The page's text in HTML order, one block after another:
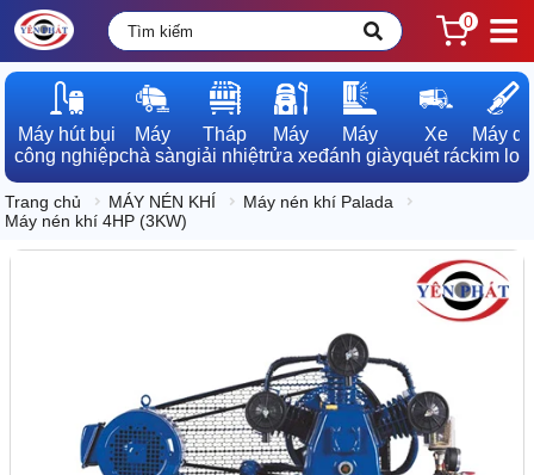
0
Máy hút bụi
công nghiệp
Máy
chà sàn
Tháp
giải nhiệt
Máy
rửa xe
Máy
đánh giày
Xe
quét rác
Máy dò
kim loại
Trang chủ MÁY NÉN KHÍ
Máy nén khí Palada
Máy nén khí 4HP (3KW)